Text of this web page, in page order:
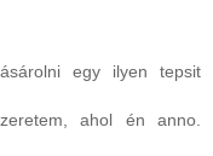
egy ilyen tepsit
ahol én anno.